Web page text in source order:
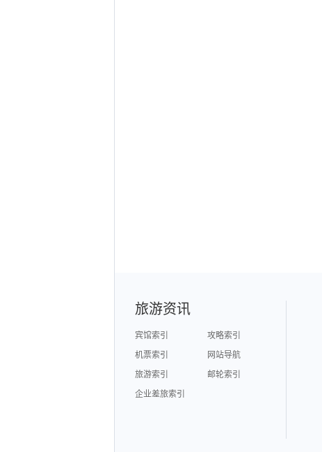
旅游资讯
宾馆索引
攻略索引
机票索引
网站导航
旅游索引
邮轮索引
企业差旅索引